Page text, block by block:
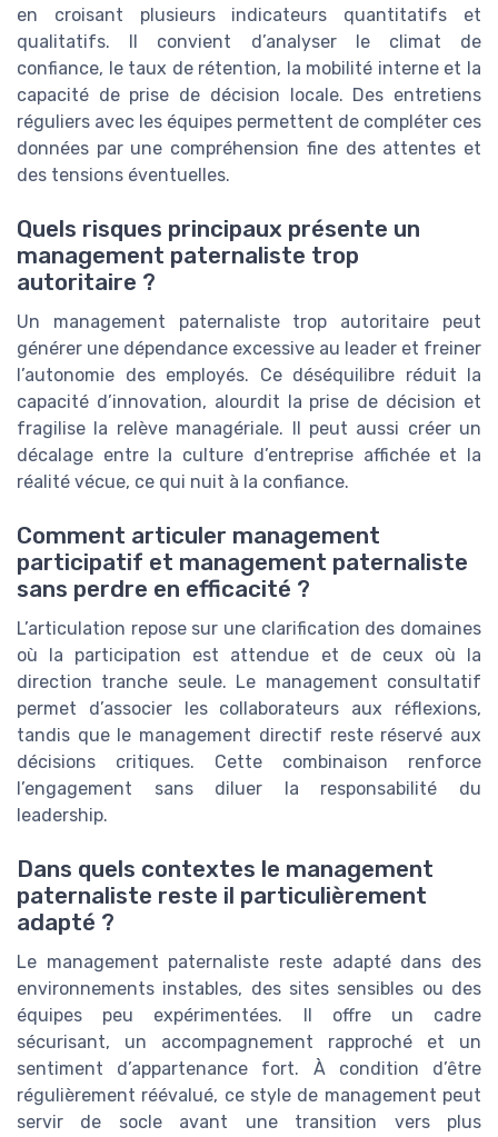
en croisant plusieurs indicateurs quantitatifs et
qualitatifs. Il convient d’analyser le climat de
confiance, le taux de rétention, la mobilité interne et la
capacité de prise de décision locale. Des entretiens
réguliers avec les équipes permettent de compléter ces
données par une compréhension fine des attentes et
des tensions éventuelles.
Quels risques principaux présente un
management paternaliste trop
autoritaire ?
Un management paternaliste trop autoritaire peut
générer une dépendance excessive au leader et freiner
l’autonomie des employés. Ce déséquilibre réduit la
capacité d’innovation, alourdit la prise de décision et
fragilise la relève managériale. Il peut aussi créer un
décalage entre la culture d’entreprise affichée et la
réalité vécue, ce qui nuit à la confiance.
Comment articuler management
participatif et management paternaliste
sans perdre en efficacité ?
L’articulation repose sur une clarification des domaines
où la participation est attendue et de ceux où la
direction tranche seule. Le management consultatif
permet d’associer les collaborateurs aux réflexions,
tandis que le management directif reste réservé aux
décisions critiques. Cette combinaison renforce
l’engagement sans diluer la responsabilité du
leadership.
Dans quels contextes le management
paternaliste reste il particulièrement
adapté ?
Le management paternaliste reste adapté dans des
environnements instables, des sites sensibles ou des
équipes peu expérimentées. Il offre un cadre
sécurisant, un accompagnement rapproché et un
sentiment d’appartenance fort. À condition d’être
régulièrement réévalué, ce style de management peut
servir de socle avant une transition vers plus